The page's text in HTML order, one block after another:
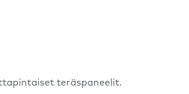
teräspaneelit.